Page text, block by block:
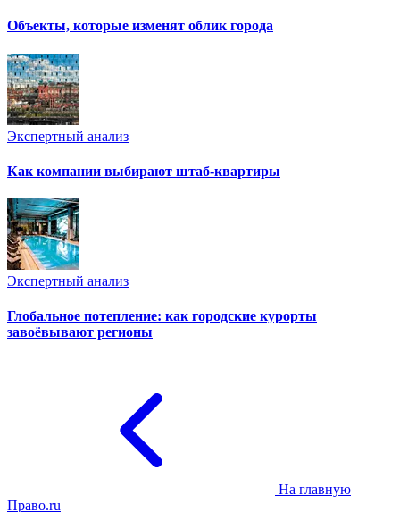
Объекты, которые изменят облик города
Экспертный анализ
Как компании выбирают штаб-квартиры
Экспертный анализ
Глобальное потепление: как городские курорты
завоёвывают регионы
На главную
Право.ru